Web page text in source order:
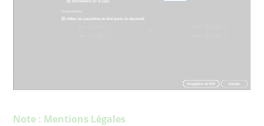
Note : Mentions Légales